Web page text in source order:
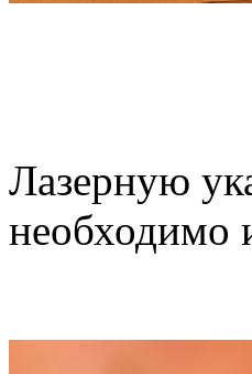
Лазерную
необходимо